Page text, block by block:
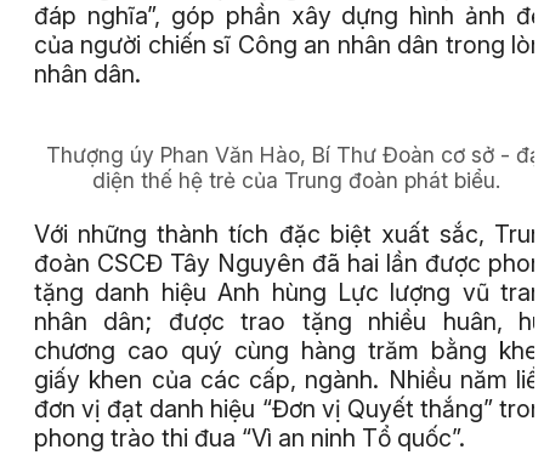
đáp nghĩa”, góp phần xây dựng hình ảnh
của người chiến sĩ Công an nhân dân trong
nhân dân.
Thượng úy Phan Văn Hào, Bí Thư Đoàn cơ sở -
diện thế hệ trẻ của Trung đoàn phát biểu.
Với những thành tích đặc biệt xuất sắc,
đoàn CSCĐ Tây Nguyên đã hai lần được
tặng danh hiệu Anh hùng Lực lượng vũ
nhân dân; được trao tặng nhiều huân,
chương cao quý cùng hàng trăm bằng
giấy khen của các cấp, ngành. Nhiều năm
đơn vị đạt danh hiệu “Đơn vị Quyết thắng”
phong trào thi đua “Vì an ninh Tổ quốc”.